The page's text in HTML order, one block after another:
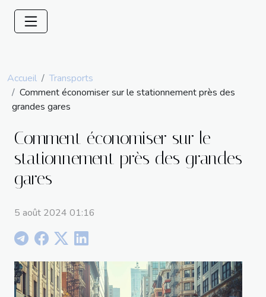
Accueil
Transports
Comment économiser sur le stationnement près des
grandes gares
Comment économiser sur le
stationnement près des grandes
gares
5 août 2024 01:16